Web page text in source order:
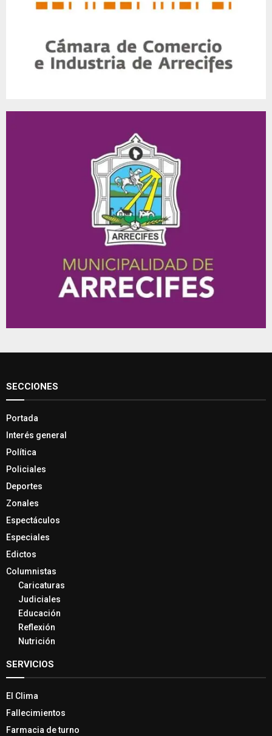
SECCIONES
Portada
Interés general
Política
Policiales
Deportes
Zonales
Espectáculos
Especiales
Edictos
Columnistas
Caricaturas
Judiciales
Educación
Reflexión
Nutrición
SERVICIOS
El Clima
Fallecimientos
Farmacia de turno